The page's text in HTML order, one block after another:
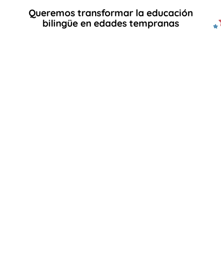
Queremos transformar la educación
bilingüe en edades tempranas